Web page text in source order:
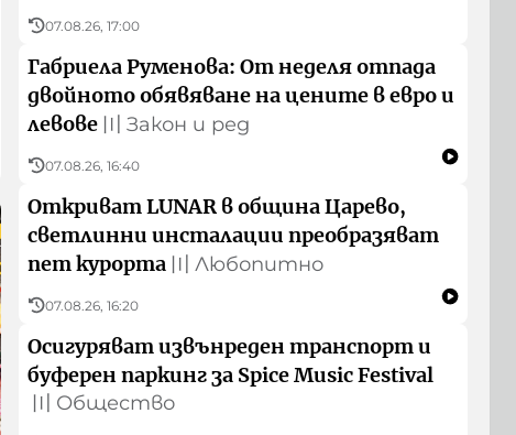
07.08.26, 17:00
Габриела Руменова: От неделя отпада
двойното обявяване на цените в евро и
левове 〣 Закон и ред
07.08.26, 16:40
Откриват LUNAR в община Царево,
светлинни инсталации преобразяват
пет курорта 〣 Любопитно
07.08.26, 16:20
Осигуряват извънреден транспорт и
буферен паркинг за Spice Music Festival
〣 Общество